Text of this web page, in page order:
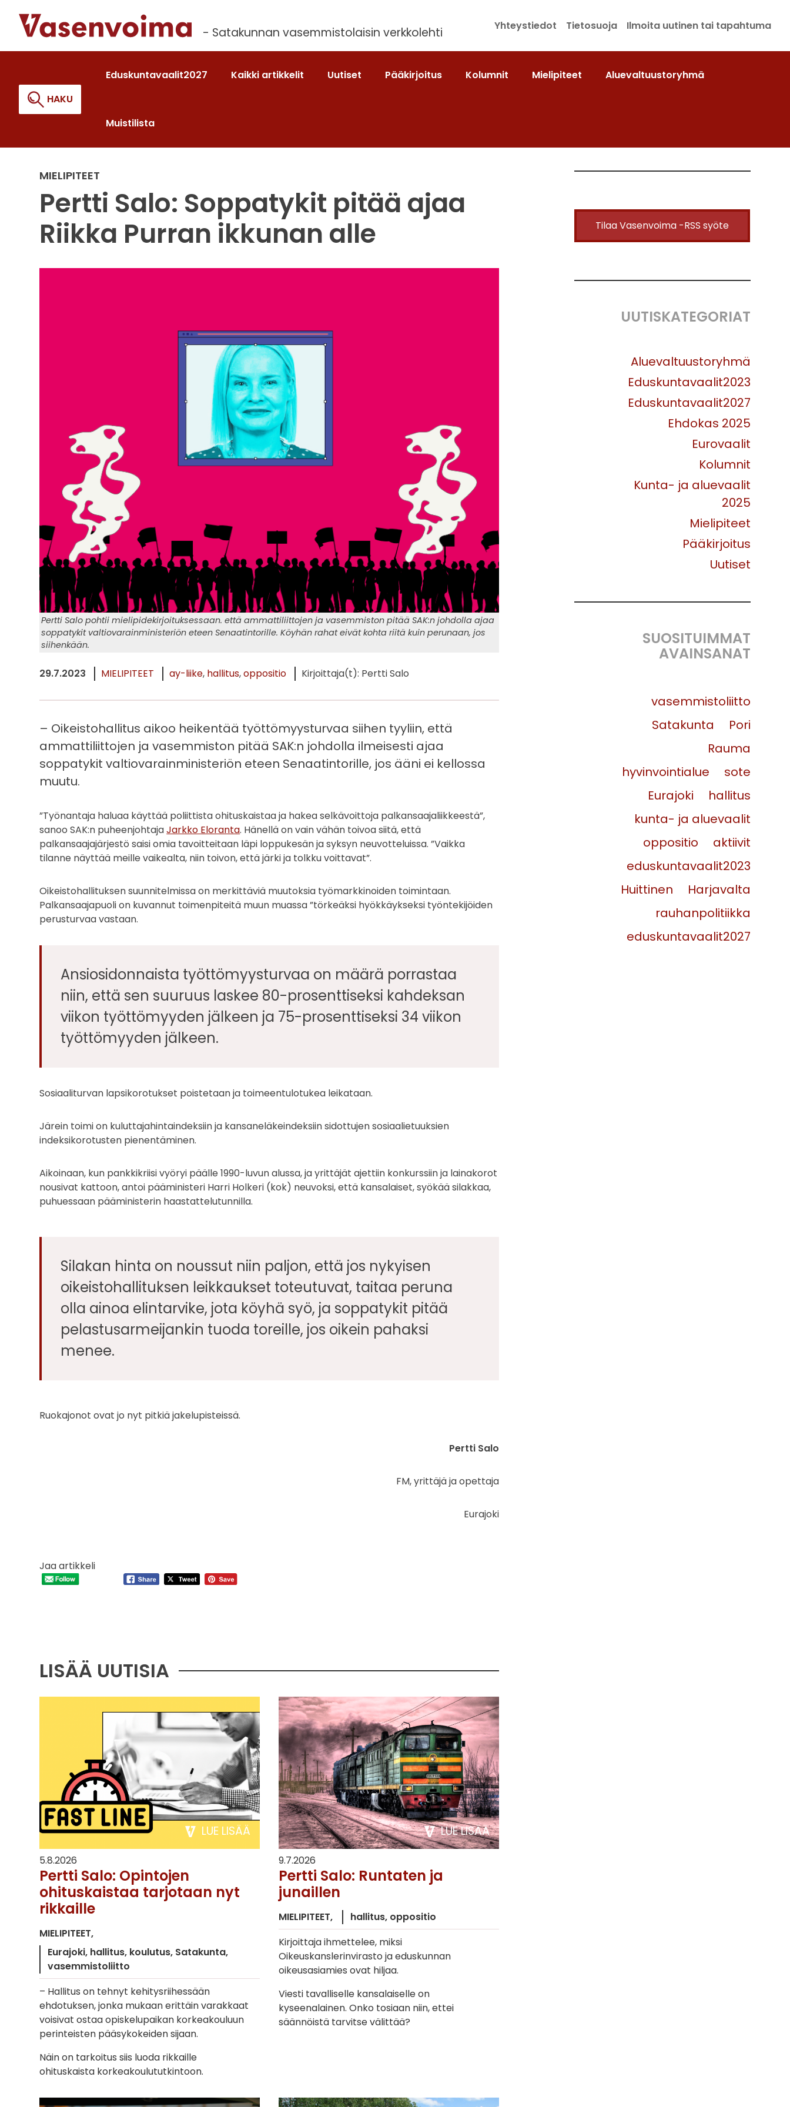
sisältöön
- Satakunnan vasemmistolaisin verkkolehti Yhteystiedot Tietosuoja Ilmoita uutinen tai tapahtuma
HAKU
Eduskuntavaalit2027 Kaikki artikkelit Uutiset Pääkirjoitus Kolumnit Mielipiteet Aluevaltuustoryhmä
Muistilista
MIELIPITEET
Pertti Salo: Soppatykit pitää ajaa
Riikka Purran ikkunan alle
Pertti Salo pohtii mielipidekirjoituksessaan. että ammattiliittojen ja vasemmiston pitää SAK:n johdolla ajaa
soppatykit valtiovarainministeriön eteen Senaatintorille. Köyhän rahat eivät kohta riitä kuin perunaan, jos
siihenkään.
29.7.2023 MIELIPITEET ay-liike hallitus oppositio Kirjoittaja(t): Pertti Salo
– Oikeistohallitus aikoo heikentää työttömyysturvaa siihen tyyliin, että
ammattiliittojen ja vasemmiston pitää SAK:n johdolla ilmeisesti ajaa
soppatykit valtiovarainministeriön eteen Senaatintorille, jos ääni ei kellossa
muutu.
”Työnantaja haluaa käyttää poliittista ohituskaistaa ja hakea selkävoittoja palkansaajaliikkeestä”,
sanoo SAK:n puheenjohtajaJarkko Eloranta. Hänellä on vain vähän toivoa siitä, että
palkansaajajärjestö saisi omia tavoitteitaan läpi loppukesän ja syksyn neuvotteluissa. ”Vaikka
tilanne näyttää meille vaikealta, niin toivon, että järki ja tolkku voittavat”.
Oikeistohallituksen suunnitelmissa on merkittäviä muutoksia työmarkkinoiden toimintaan.
Palkansaajapuoli on kuvannut toimenpiteitä muun muassa ”törkeäksi hyökkäykseksi työntekijöiden
perusturvaa vastaan.
Ansiosidonnaista työttömyysturvaa on määrä porrastaa
niin, että sen suuruus laskee 80-prosenttiseksi kahdeksan
viikon työttömyyden jälkeen ja 75-prosenttiseksi 34 viikon
työttömyyden jälkeen.
Sosiaaliturvan lapsikorotukset poistetaan ja toimeentulotukea leikataan.
Järein toimi on kuluttajahintaindeksiin ja kansaneläkeindeksiin sidottujen sosiaalietuuksien
indeksikorotusten pienentäminen.
Aikoinaan, kun pankkikriisi vyöryi päälle 1990-luvun alussa, ja yrittäjät ajettiin konkurssiin ja lainakorot
nousivat kattoon, antoi pääministeri Harri Holkeri (kok) neuvoksi, että kansalaiset, syökää silakkaa,
puhuessaan pääministerin haastattelutunnilla.
Silakan hinta on noussut niin paljon, että jos nykyisen
oikeistohallituksen leikkaukset toteutuvat, taitaa peruna
olla ainoa elintarvike, jota köyhä syö, ja soppatykit pitää
pelastusarmeijankin tuoda toreille, jos oikein pahaksi
menee.
Ruokajonot ovat jo nyt pitkiä jakelupisteissä.
Pertti Salo
FM, yrittäjä ja opettaja
Eurajoki
Jaa artikkeli
LISÄÄ UUTISIA
LUE LISÄÄ
5.8.2026
Pertti Salo: Opintojen
ohituskaistaa tarjotaan nyt
rikkaille
MIELIPITEET
Eurajoki hallitus koulutus Satakunta
vasemmistoliitto
– Hallitus on tehnyt kehitysriihessään
ehdotuksen, jonka mukaan erittäin varakkaat
voisivat ostaa opiskelupaikan korkeakouluun
perinteisten pääsykokeiden sijaan.
Näin on tarkoitus siis luoda rikkaille
ohituskaista korkeakoulututkintoon.
LUE LISÄÄ
9.7.2026
Pertti Salo: Runtaten ja
junaillen
MIELIPITEET hallitus oppositio
Kirjoittaja ihmettelee, miksi
Oikeuskanslerinvirasto ja eduskunnan
oikeusasiamies ovat hiljaa.
Viesti tavalliselle kansalaiselle on
kyseenalainen. Onko tosiaan niin, ettei
säännöistä tarvitse välittää?
Tilaa Vasenvoima -RSS syöte
UUTISKATEGORIAT
Aluevaltuustoryhmä
Eduskuntavaalit2023
Eduskuntavaalit2027
Ehdokas 2025
Eurovaalit
Kolumnit
Kunta- ja aluevaalit
2025
Mielipiteet
Pääkirjoitus
Uutiset
SUOSITUIMMAT
AVAINSANAT
vasemmistoliitto
Satakunta
Pori
Rauma
hyvinvointialue
sote
Eurajoki
hallitus
kunta- ja aluevaalit
oppositio
aktiivit
eduskuntavaalit2023
Huittinen
Harjavalta
rauhanpolitiikka
eduskuntavaalit2027